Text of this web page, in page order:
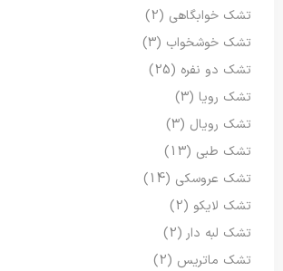
تشک خوابگاهی (2)
تشک خوشخواب (3)
تشک دو نفره (25)
تشک رویا (3)
تشک رویال (3)
تشک طبی (13)
تشک عروسکی (14)
تشک لایکو (2)
تشک لبه دار (2)
تشک ماتریس (2)